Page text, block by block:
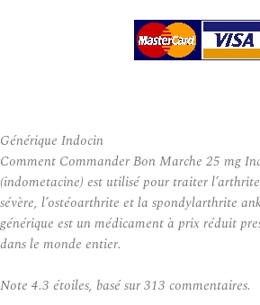
Générique Indocin
Comment Commander Bon Marche 25 mg
(indometacine) est utilisé pour traiter
sévère, l’ostéoarthrite et la spondylarthrite
générique est un médicament à prix réduit
dans le monde entier.
Note 4.3 étoiles, basé sur313 commentaires.